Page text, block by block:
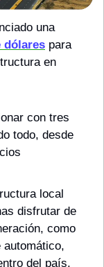
una
dólares para
en
con tres
todo, desde
local
disfrutar de
como
del país.